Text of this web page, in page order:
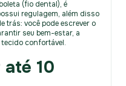
(fio dental), é
regulagem, além disso
trás: você pode escrever o
seu bem-estar, a
confortável.
10